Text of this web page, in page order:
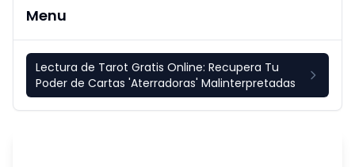
Menu
Lectura de Tarot Gratis Online: Recupera Tu
Poder de Cartas 'Aterradoras' Malinterpretadas